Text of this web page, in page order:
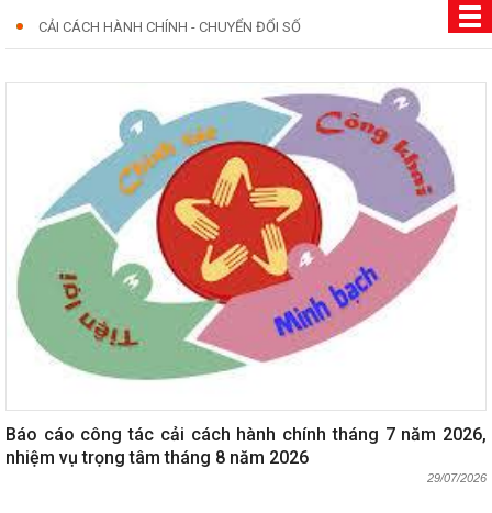
CẢI CÁCH HÀNH CHÍNH - CHUYỂN ĐỔI SỐ
Báo cáo công tác cải cách hành chính tháng 7 năm 2026,
nhiệm vụ trọng tâm tháng 8 năm 2026
29/07/2026